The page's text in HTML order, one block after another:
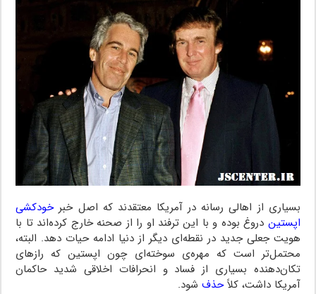
بسیاری از اهالی رسانه در آمریکا معتقدند که اصل خبرخودکشی
اپستین دروغ بوده و با این ترفند او را از صحنه خارج کرده‌اند تا با
هویت جعلی جدید در نقطه‌ای دیگر از دنیا ادامه حیات دهد. البته،
محتمل‌تر است که مهره‌ی سوخته‌ای چون اپستین که رازهای
تکان‌دهنده بسیاری از فساد و انحرافات اخلاقی شدید حاکمان
آمریکا داشت، کلاًحذف شود.